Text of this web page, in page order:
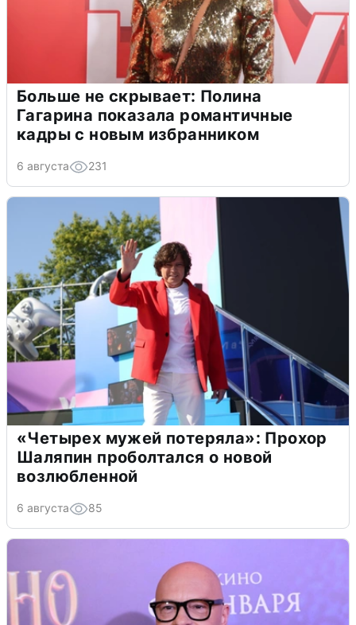
Больше не скрывает: Полина
Гагарина показала романтичные
кадры с новым избранником
6 августа 231
«Четырех мужей потеряла»: Прохор
Шаляпин проболтался о новой
возлюбленной
6 августа 85